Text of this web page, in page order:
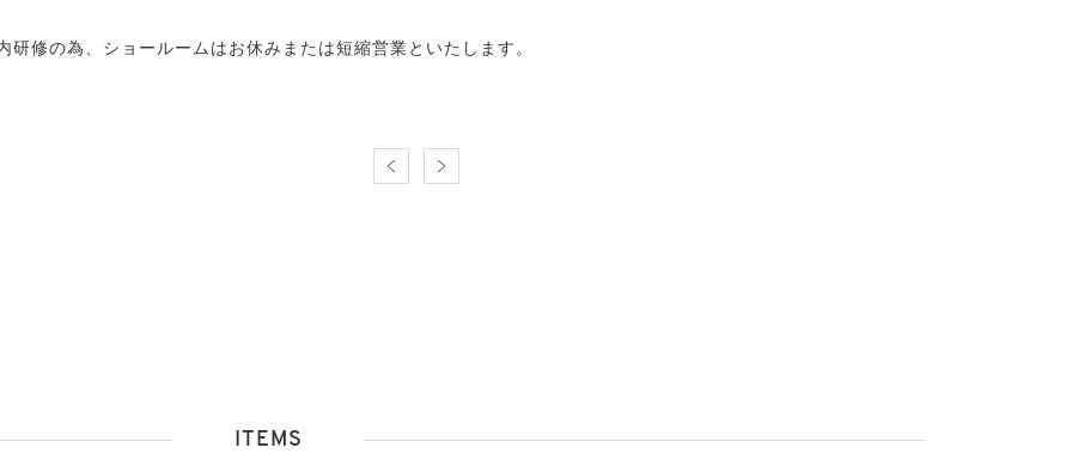
研修の為、ショールームはお休みまたは短縮営業といたします。
ITEMS